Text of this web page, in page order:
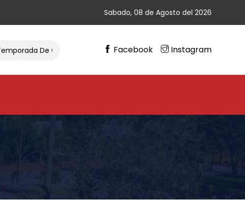
Sabado, 08 de Agosto del 2026
De Ciclismo Gran Cierre De Vacaciones En Chimbas
Facebook Instagram